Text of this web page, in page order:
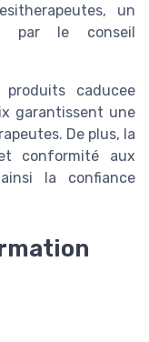
un
par le conseil
caducee
garantissent une
De plus, la
conformité aux
la confiance